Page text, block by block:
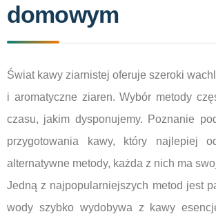
domowym
Świat kawy ziarnistej oferuje szeroki
i aromatyczne ziaren. Wybór metody
czasu, jakim dysponujemy. Poznanie
przygotowania kawy, który najlepiej
alternatywne metody, każda z nich ma
Jedną z najpopularniejszych metod jest
wody szybko wydobywa z kawy